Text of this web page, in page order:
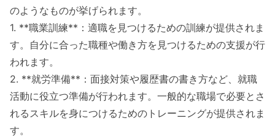
のようなものが挙げられます。
1. **職業訓練**：適職を見つけるための訓練が提供されま
す。自分に合った職種や働き方を見つけるための支援が行
われます。
2. **就労準備**：面接対策や履歴書の書き方など、就職
活動に役立つ準備が行われます。一般的な職場で必要とさ
れるスキルを身につけるためのトレーニングが提供されま
す。